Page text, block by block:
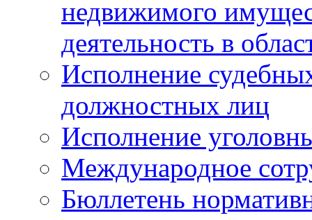
недвижимого
деятельность в
Исполнение
должностных лиц
Исполнение
Международное
Бюллетень